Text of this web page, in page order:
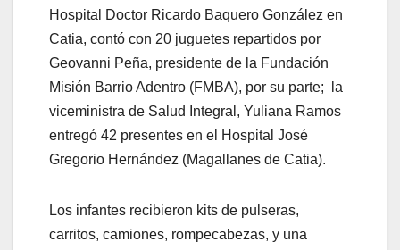
Hospital Doctor Ricardo Baquero González en
Catia, contó con 20 juguetes repartidos por
Geovanni Peña, presidente de la Fundación
Misión Barrio Adentro (FMBA), por su parte; la
viceministra de Salud Integral, Yuliana Ramos
entregó 42 presentes en el Hospital José
Gregorio Hernández (Magallanes de Catia).
Los infantes recibieron kits de pulseras,
carritos, camiones, rompecabezas, y una